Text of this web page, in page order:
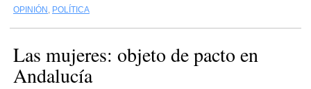
OPINIÓN , POLÍTICA
Las mujeres: objeto de pacto en
Andalucía